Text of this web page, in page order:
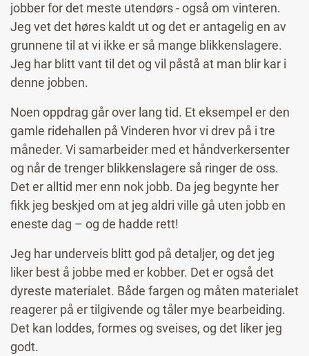
jobber for det meste utendørs - også om vinteren.
Jeg vet det høres kaldt ut og det er antagelig en av
grunnene til at vi ikke er så mange blikkenslagere.
Jeg har blitt vant til det og vil påstå at man blir kar i
denne jobben.
Noen oppdrag går over lang tid. Et eksempel er den
gamle ridehallen på Vinderen hvor vi drev på i tre
måneder. Vi samarbeider med et håndverkersenter
og når de trenger blikkenslagere så ringer de oss.
Det er alltid mer enn nok jobb. Da jeg begynte her
fikk jeg beskjed om at jeg aldri ville gå uten jobb en
eneste dag – og de hadde rett!
Jeg har underveis blitt god på detaljer, og det jeg
liker best å jobbe med er kobber. Det er også det
dyreste materialet. Både fargen og måten materialet
reagerer på er tilgivende og tåler mye bearbeiding.
Det kan loddes, formes og sveises, og det liker jeg
godt.